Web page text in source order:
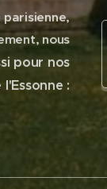
parisienne,
nous
pour nos
: